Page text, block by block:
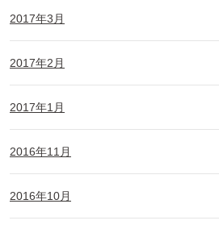
2017年3月
2017年2月
2017年1月
2016年11月
2016年10月